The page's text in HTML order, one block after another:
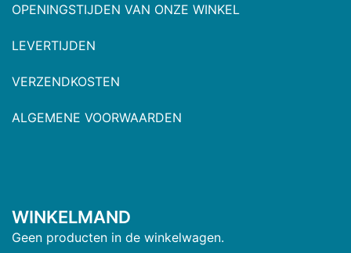
OPENINGSTIJDEN VAN ONZE WINKEL
LEVERTIJDEN
VERZENDKOSTEN
ALGEMENE VOORWAARDEN
WINKELMAND
Geen producten in de winkelwagen.